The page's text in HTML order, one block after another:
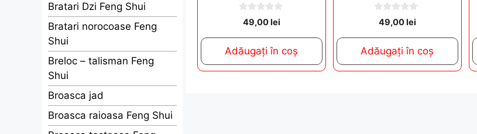
o
o
5
49,00lei
Adăugați în coș
o
o
5
49,00lei
Adăugați în coș
Bratari Dzi Feng Shui
Bratari norocoase Feng
Shui
Breloc – talisman Feng
Shui
Broasca jad
Broasca raioasa Feng Shui